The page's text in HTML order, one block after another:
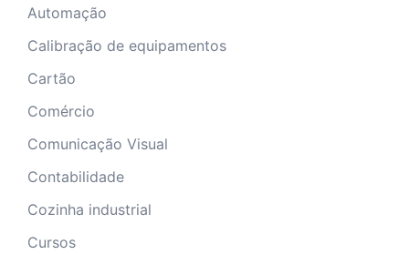
Automação
Calibração de equipamentos
Cartão
Comércio
Comunicação Visual
Contabilidade
Cozinha industrial
Cursos